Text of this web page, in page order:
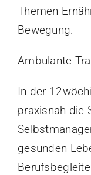
Themen
Bewegung.
Ambulante
In der
praxisnah die
gesunden